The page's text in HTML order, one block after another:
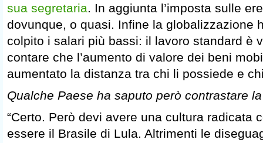
sua segretaria. In aggiunta l’imposta sulle
dovunque, o quasi. Infine la globalizzazione
colpito i salari più bassi: il lavoro standard è
contare che l’aumento di valore dei beni
aumentato la distanza tra chi li possiede e
Qualche Paese ha saputo però contrastare
“Certo. Però devi avere una cultura radicata
essere il Brasile di Lula. Altrimenti le